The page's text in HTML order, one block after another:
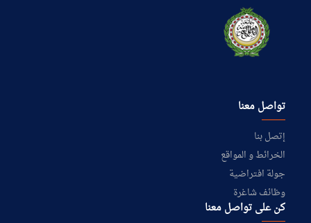
تواصل معنا
إتصل بنا
الخرائط و المواقع
جولة افتراضية
وظائف شاغرة
كن على تواصل معنا